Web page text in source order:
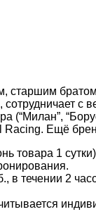
Ещё
товара 1
в течении 2